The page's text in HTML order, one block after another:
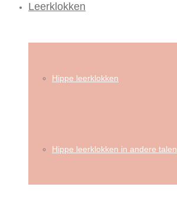
Leerklokken
Hippe leerklokken
Hippe leerklokken in andere talen